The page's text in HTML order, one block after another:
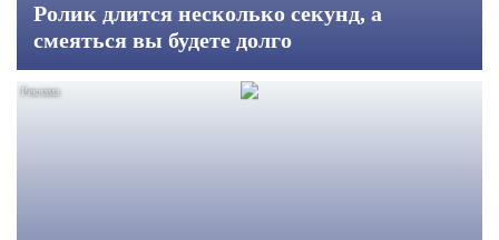
Ролик длится несколько секунд, а
смеяться вы будете долго